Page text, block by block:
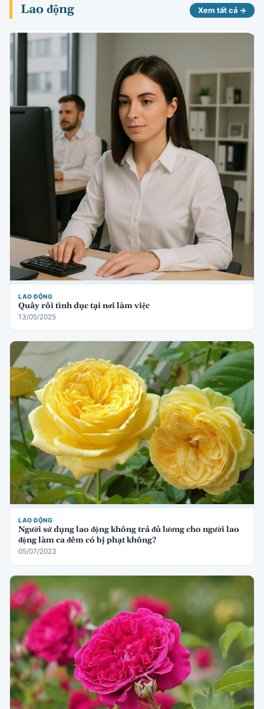
Lao động Xem tất cả →
LAO ĐỘNG
Quấy rối tình dục tại nơi làm việc
13/05/2025
LAO ĐỘNG
Người sử dụng lao động không trả đủ lương cho người lao
động làm ca đêm có bị phạt không?
05/07/2023